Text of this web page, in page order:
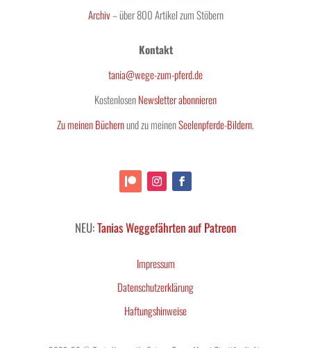
Archiv– über 800 Artikel zum Stöbern
Kontakt
tania@wege-zum-pferd.de
KostenlosenNewsletter abonnieren
Zu meinen Büchernund zu meinenSeelenpferde-Bildern.
NEU:Tanias Weggefährten auf Patreon
Impressum
Datenschutzerklärung
Haftungshinweise